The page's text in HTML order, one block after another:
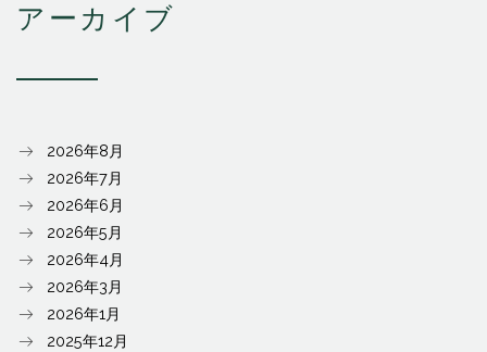
アーカイブ
2026年8月
2026年7月
2026年6月
2026年5月
2026年4月
2026年3月
2026年1月
2025年12月